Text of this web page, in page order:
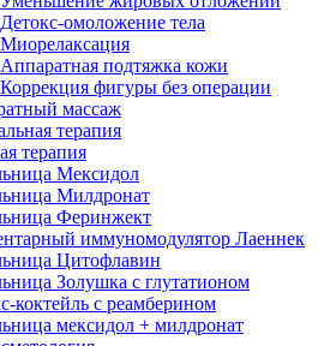
Детокс-омоложение тела
Миорелаксация
Аппаратная подтяжка кожи
Коррекция фигуры без операции
массаж
терапия
терапия
Мексидол
Милдронат
Феринжект
иммуномодулятор Лаеннек
Цитофлавин
Золушка с глутатионом
коктейль с реамберином
мексидол + милдронат